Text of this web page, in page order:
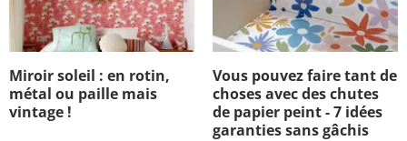
Miroir soleil : en rotin,
métal ou paille mais
vintage !
Vous pouvez faire tant de
choses avec des chutes
de papier peint - 7 idées
garanties sans gâchis